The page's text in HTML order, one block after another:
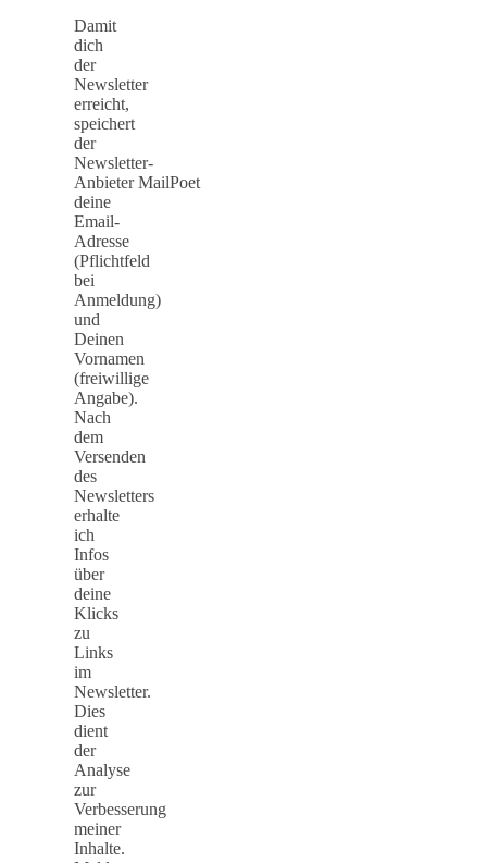
Damit
dich
der
Newsletter
erreicht,
speichert
der
Newsletter-
Anbieter MailPoet
deine
Email-
Adresse
(Pflichtfeld
bei
Anmeldung)
und
Deinen
Vornamen
(freiwillige
Angabe).
Nach
dem
Versenden
des
Newsletters
erhalte
ich
Infos
über
deine
Klicks
zu
Links
im
Newsletter.
Dies
dient
der
Analyse
zur
Verbesserung
meiner
Inhalte.